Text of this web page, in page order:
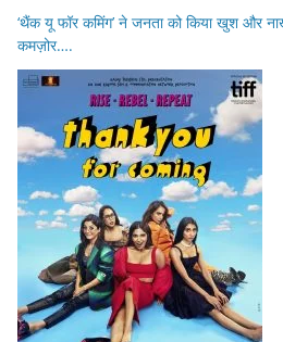
‘थैंक यू फॉर कमिंग’ ने जनता को किया खुश और
कमज़ोर….